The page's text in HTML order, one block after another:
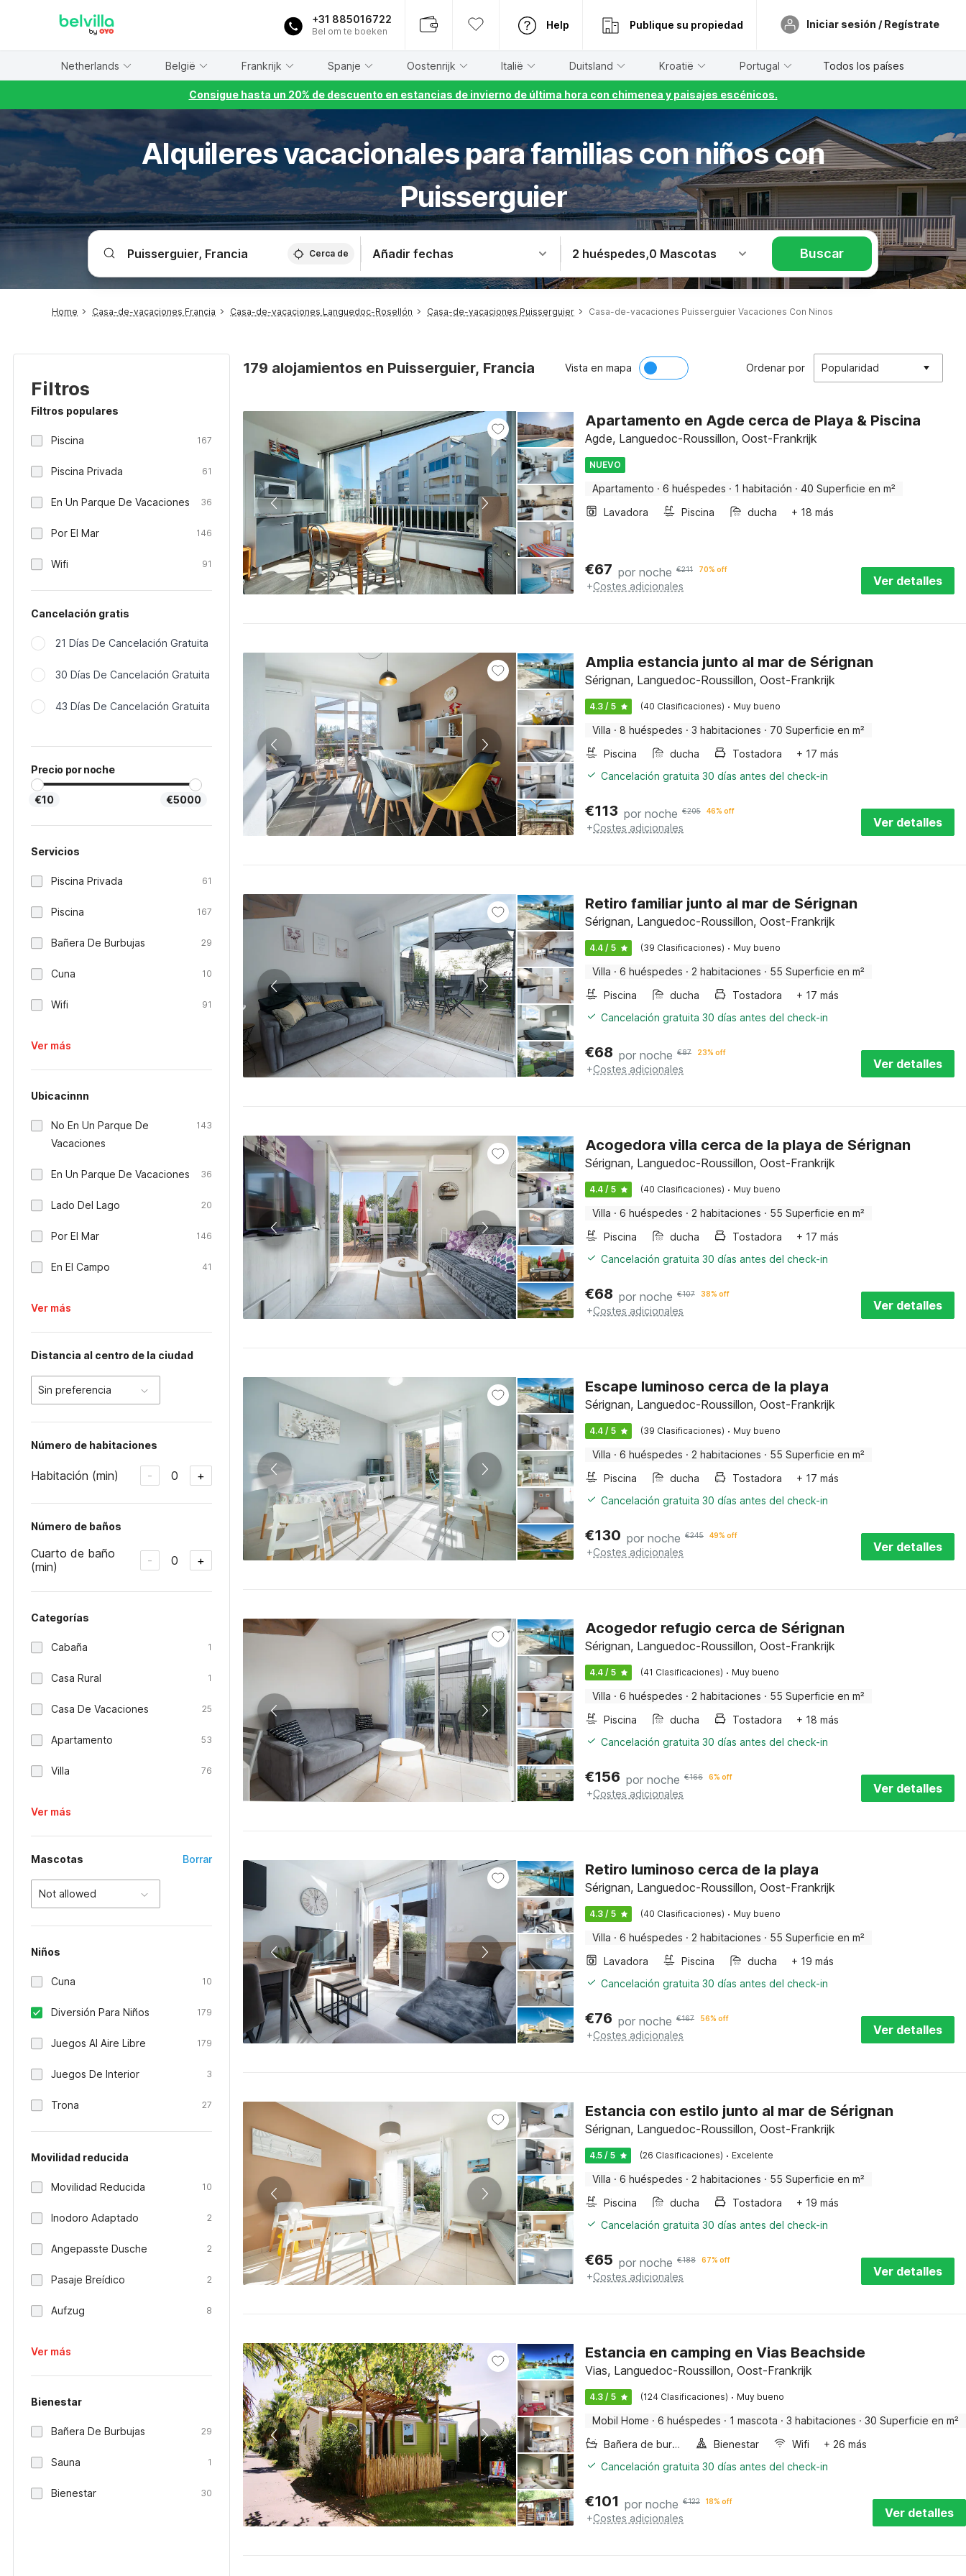
+31 885016722
Bel om te boeken
Help Publique su propiedad Iniciar sesión / Regístrate
Netherlands België Frankrijk Spanje Oostenrijk Italië Duitsland Kroatië Portugal Todos los países
Consigue hasta un 20% de descuento en estancias de invierno de última hora con chimenea y paisajes escénicos.
Alquileres vacacionales para familias con niños con
Puisserguier
Cerca de Añadir fechas 2 huéspedes,0 Mascotas Buscar
Home Casa-de-vacaciones Francia Casa-de-vacaciones Languedoc-Rosellón Casa-de-vacaciones Puisserguier Casa-de-vacaciones Puisserguier Vacaciones Con Ninos
Filtros
Filtros populares
Piscina 167
Piscina Privada 61
En Un Parque De Vacaciones 36
Por El Mar 146
Wifi 91
Cancelación gratis
21 Días De Cancelación Gratuita
30 Días De Cancelación Gratuita
43 Días De Cancelación Gratuita
Precio por noche
€10 €5000
Servicios
Piscina Privada 61
Piscina 167
Bañera De Burbujas 29
Cuna 10
Wifi 91
Ver más
Ubicacinnn
No En Un Parque De
Vacaciones
143
En Un Parque De Vacaciones 36
Lado Del Lago 20
Por El Mar 146
En El Campo 41
Ver más
Distancia al centro de la ciudad
Sin preferencia
Número de habitaciones
Habitación (min) - 0 +
Número de baños
Cuarto de baño
(min)
- 0 +
Categorías
Cabaña 1
Casa Rural 1
Casa De Vacaciones 25
Apartamento 53
Villa 76
Ver más
Mascotas Borrar
Not allowed
Niños
Cuna 10
Diversión Para Niños 179
Juegos Al Aire Libre 179
Juegos De Interior 3
Trona 27
Movilidad reducida
Movilidad Reducida 10
Inodoro Adaptado 2
Angepasste Dusche 2
Pasaje Breídico 2
Aufzug 8
Ver más
Bienestar
Bañera De Burbujas 29
Sauna 1
Bienestar 30
179 alojamientos en Puisserguier, Francia Vista en mapa Ordenar por Popularidad
Apartamento en Agde cerca de Playa & Piscina
Agde, Languedoc-Roussillon, Oost-Frankrijk
NUEVO
Apartamento · 6 huéspedes · 1 habitación · 40 Superficie en m²
Lavadora
Piscina ducha + 18 más
€67 por noche €211 70% off
+Costes adicionales Ver detalles
Amplia estancia junto al mar de Sérignan
Sérignan, Languedoc-Roussillon, Oost-Frankrijk
4.3 / 5 (40 Clasificaciones) · Muy bueno
Villa · 8 huéspedes · 3 habitaciones · 70 Superficie en m²
Piscina
ducha Tostadora
+ 17 más
Cancelación gratuita 30 días antes del check-in
€113 por noche €205 46% off
+Costes adicionales Ver detalles
Retiro familiar junto al mar de Sérignan
Sérignan, Languedoc-Roussillon, Oost-Frankrijk
4.4 / 5 (39 Clasificaciones) · Muy bueno
Villa · 6 huéspedes · 2 habitaciones · 55 Superficie en m²
Piscina
ducha Tostadora
+ 17 más
Cancelación gratuita 30 días antes del check-in
€68 por noche €87 23% off
+Costes adicionales Ver detalles
Acogedora villa cerca de la playa de Sérignan
Sérignan, Languedoc-Roussillon, Oost-Frankrijk
4.4 / 5 (40 Clasificaciones) · Muy bueno
Villa · 6 huéspedes · 2 habitaciones · 55 Superficie en m²
Piscina
ducha Tostadora
+ 17 más
Cancelación gratuita 30 días antes del check-in
€68 por noche €107 38% off
+Costes adicionales Ver detalles
Escape luminoso cerca de la playa
Sérignan, Languedoc-Roussillon, Oost-Frankrijk
4.4 / 5 (39 Clasificaciones) · Muy bueno
Villa · 6 huéspedes · 2 habitaciones · 55 Superficie en m²
Piscina
ducha Tostadora
+ 17 más
Cancelación gratuita 30 días antes del check-in
€130 por noche €245 49% off
+Costes adicionales Ver detalles
Acogedor refugio cerca de Sérignan
Sérignan, Languedoc-Roussillon, Oost-Frankrijk
4.4 / 5 (41 Clasificaciones) · Muy bueno
Villa · 6 huéspedes · 2 habitaciones · 55 Superficie en m²
Piscina
ducha Tostadora
+ 18 más
Cancelación gratuita 30 días antes del check-in
€156 por noche €166 6% off
+Costes adicionales Ver detalles
Retiro luminoso cerca de la playa
Sérignan, Languedoc-Roussillon, Oost-Frankrijk
4.3 / 5 (40 Clasificaciones) · Muy bueno
Villa · 6 huéspedes · 2 habitaciones · 55 Superficie en m²
Lavadora
Piscina ducha
+ 19 más
Cancelación gratuita 30 días antes del check-in
€76 por noche €167 56% off
+Costes adicionales Ver detalles
Estancia con estilo junto al mar de Sérignan
Sérignan, Languedoc-Roussillon, Oost-Frankrijk
4.5 / 5 (26 Clasificaciones) · Excelente
Villa · 6 huéspedes · 2 habitaciones · 55 Superficie en m²
Piscina
ducha Tostadora
+ 19 más
Cancelación gratuita 30 días antes del check-in
€65 por noche €188 67% off
+Costes adicionales Ver detalles
Estancia en camping en Vias Beachside
Vias, Languedoc-Roussillon, Oost-Frankrijk
4.3 / 5 (124 Clasificaciones) · Muy bueno
Mobil Home · 6 huéspedes · 1 mascota · 3 habitaciones · 30 Superficie en m²
Bañera de burbujas
Bienestar Wifi
+ 26 más
Cancelación gratuita 30 días antes del check-in
€101 por noche €122 18% off
+Costes adicionales Ver detalles